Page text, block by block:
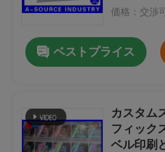
引用を要求しなさい
10mL ガラスびんのラベル
小さいびんのラベル
価格：交渉
ベストプライス
カスタム
フィック
ベル印刷